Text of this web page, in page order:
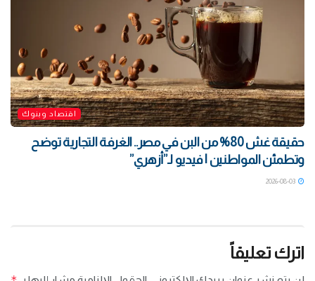
اقتصاد وبنوك
حقيقة غش 80% من البن في مصر.. الغرفة التجارية توضح
وتطمئن المواطنين | فيديو لـ”أزهري”
اترك تعليقاً